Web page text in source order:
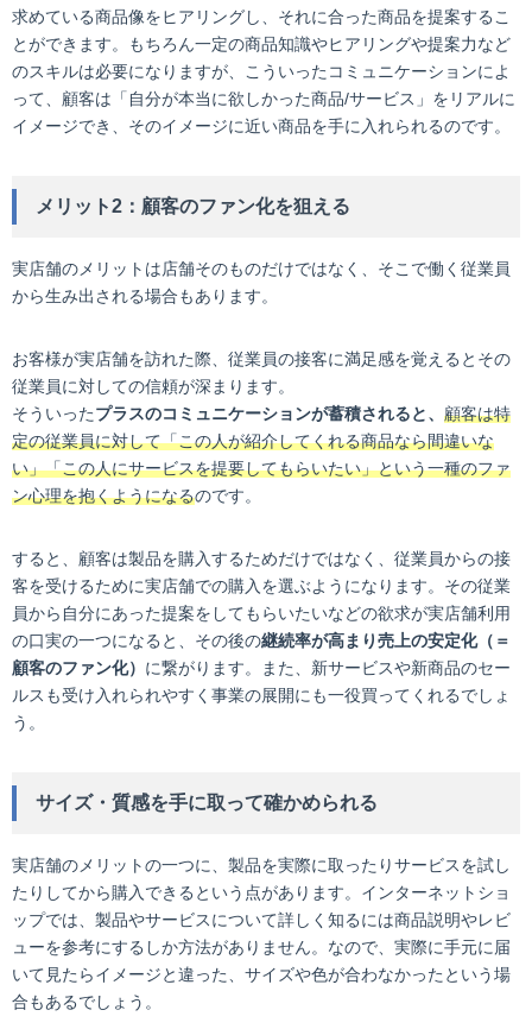
求めている商品像をヒアリングし、それに合った商品を提案するこ
とができます。もちろん一定の商品知識やヒアリングや提案力など
のスキルは必要になりますが、こういったコミュニケーションによ
って、顧客は「自分が本当に欲しかった商品/サービス」をリアルに
イメージでき、そのイメージに近い商品を手に入れられるのです。
メリット2：顧客のファン化を狙える
実店舗のメリットは店舗そのものだけではなく、そこで働く従業員
から生み出される場合もあります。
お客様が実店舗を訪れた際、従業員の接客に満足感を覚えるとその
従業員に対しての信頼が深まります。
そういったプラスのコミュニケーションが蓄積されると、 顧客は特
定の従業員に対して「この人が紹介してくれる商品なら間違いな
い」「この人にサービスを提要してもらいたい」という一種のファ
ン心理を抱くようになるのです。
すると、顧客は製品を購入するためだけではなく、従業員からの接
客を受けるために実店舗での購入を選ぶようになります。その従業
員から自分にあった提案をしてもらいたいなどの欲求が実店舗利用
の口実の一つになると、その後の継続率が高まり売上の安定化（＝
顧客のファン化） に繋がります。また、新サービスや新商品のセー
ルスも受け入れられやすく事業の展開にも一役買ってくれるでしょ
う。
サイズ・質感を手に取って確かめられる
実店舗のメリットの一つに、製品を実際に取ったりサービスを試し
たりしてから購入できるという点があります。インターネットショ
ップでは、製品やサービスについて詳しく知るには商品説明やレビ
ューを参考にするしか方法がありません。なので、実際に手元に届
いて見たらイメージと違った、サイズや色が合わなかったという場
合もあるでしょう。